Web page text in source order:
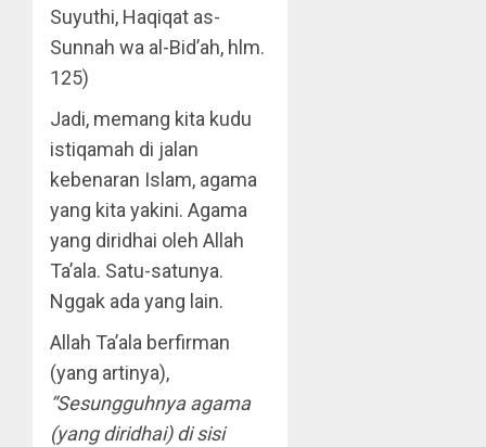
Suyuthi, Haqiqat as-
Sunnah wa al-Bid’ah, hlm.
125)
Jadi, memang kita kudu
istiqamah di jalan
kebenaran Islam, agama
yang kita yakini. Agama
yang diridhai oleh Allah
Ta’ala. Satu-satunya.
Nggak ada yang lain.
Allah Ta’ala berfirman
(yang artinya),
“Sesungguhnya agama
(yang diridhai) di sisi